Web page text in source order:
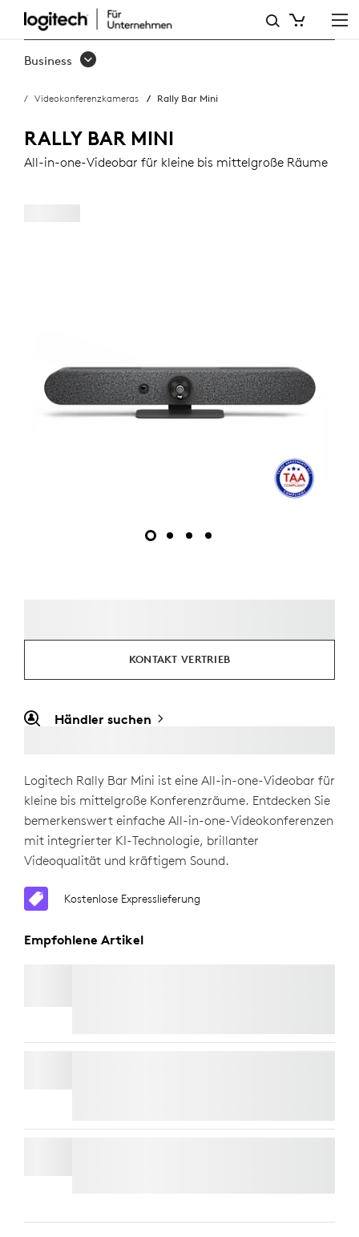
RALLY
BAR
Business
Videokonferenzkameras Rally Bar Mini
RALLY BAR MINI
All-in-one-Videobar für kleine bis mittelgroße Räume
KONTAKT VERTRIEB
Händler suchen
Logitech Rally Bar Mini ist eine All-in-one-Videobar für
kleine bis mittelgroße Konferenzräume. Entdecken Sie
bemerkenswert einfache All-in-one-Videokonferenzen
mit integrierter KI-Technologie, brillanter
Videoqualität und kräftigem Sound.
Kostenlose Expresslieferung
Empfohlene Artikel